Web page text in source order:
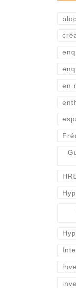
en